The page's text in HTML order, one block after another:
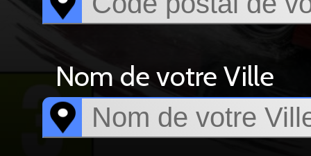
Nom de votre Ville